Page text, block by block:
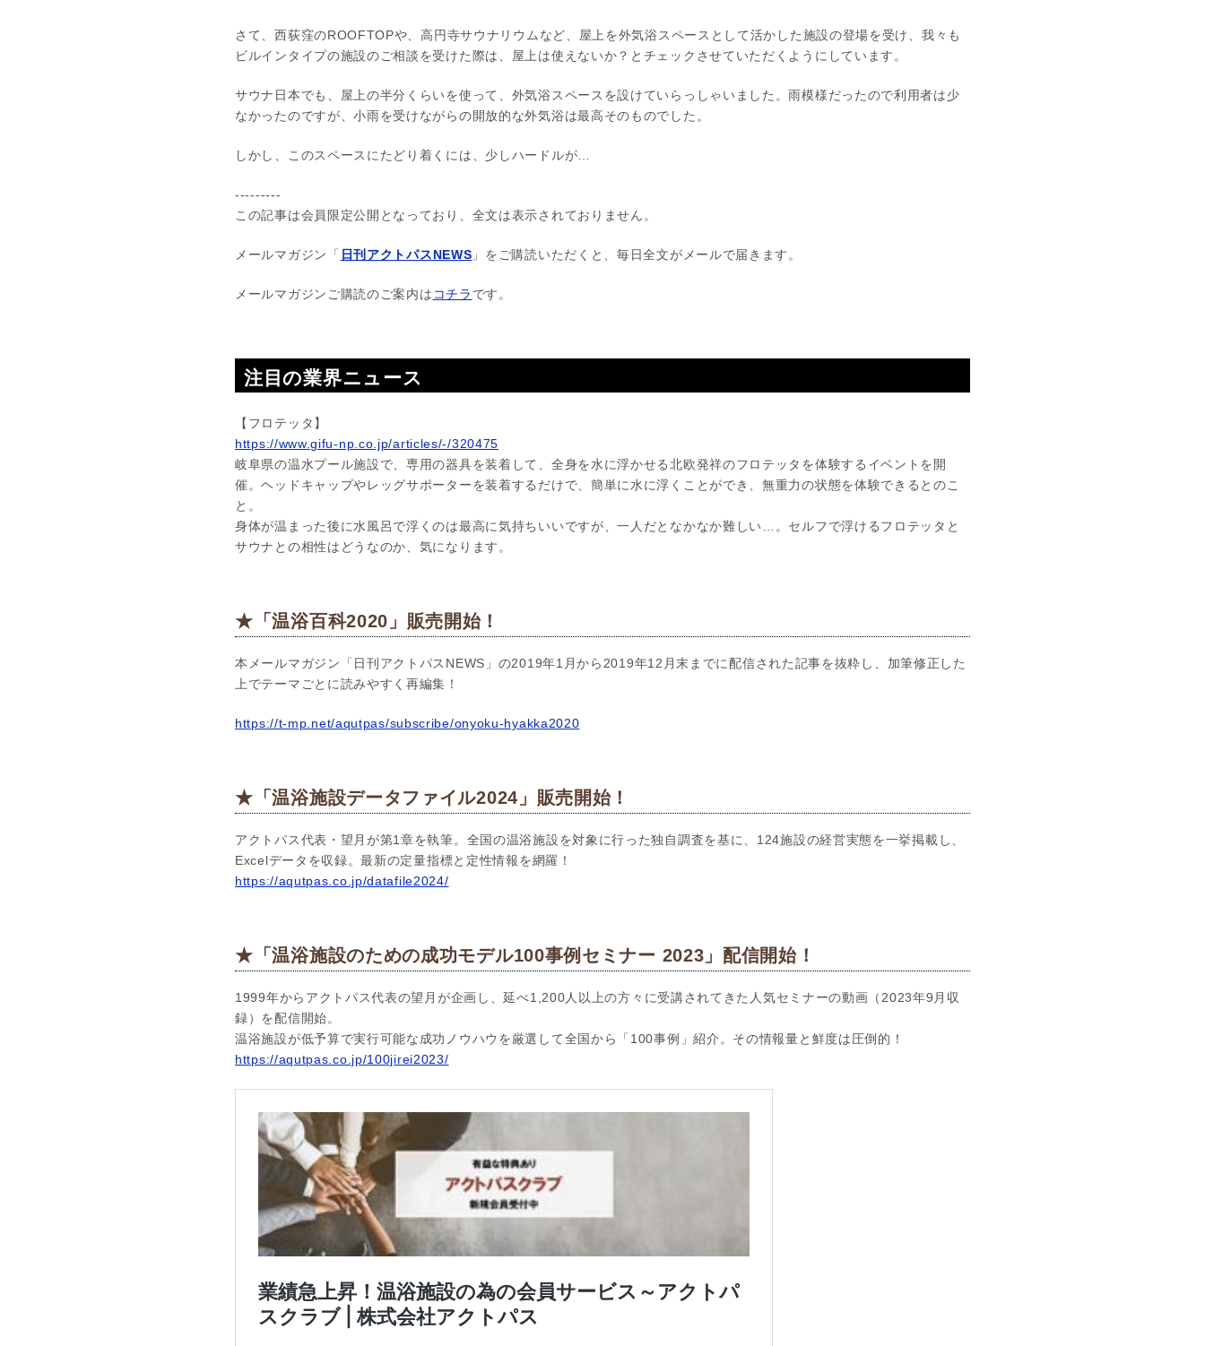
さて、西荻窪のROOFTOPや、高円寺サウナリウムなど、屋上を外気浴スペースとして活かした施設の登場を受け、我々も
ビルインタイプの施設のご相談を受けた際は、屋上は使えないか？とチェックさせていただくようにしています。
サウナ日本でも、屋上の半分くらいを使って、外気浴スペースを設けていらっしゃいました。雨模様だったので利用者は少
なかったのですが、小雨を受けながらの開放的な外気浴は最高そのものでした。
しかし、このスペースにたどり着くには、少しハードルが…
---------
この記事は会員限定公開となっており、全文は表示されておりません。
メールマガジン「 日刊アクトパスNEWS 」をご購読いただくと、毎日全文がメールで届きます。
メールマガジンご購読のご案内は コチラ です。
注目の業界ニュース
【フロテッタ】
https://www.gifu-np.co.jp/articles/-/320475
岐阜県の温水プール施設で、専用の器具を装着して、全身を水に浮かせる北欧発祥のフロテッタを体験するイベントを開
催。ヘッドキャップやレッグサポーターを装着するだけで、簡単に水に浮くことができ、無重力の状態を体験できるとのこ
と。
身体が温まった後に水風呂で浮くのは最高に気持ちいいですが、一人だとなかなか難しい…。セルフで浮けるフロテッタと
サウナとの相性はどうなのか、気になります。
★「温浴百科2020」販売開始！
本メールマガジン「日刊アクトパスNEWS」の2019年1月から2019年12月末までに配信された記事を抜粋し、加筆修正した
上でテーマごとに読みやすく再編集！
https://t-mp.net/aqutpas/subscribe/onyoku-hyakka2020
★「温浴施設データファイル2024」販売開始！
アクトパス代表・望月が第1章を執筆。全国の温浴施設を対象に行った独自調査を基に、124施設の経営実態を一挙掲載し、
Excelデータを収録。最新の定量指標と定性情報を網羅！
https://aqutpas.co.jp/datafile2024/
★「温浴施設のための成功モデル100事例セミナー 2023」配信開始！
1999年からアクトパス代表の望月が企画し、延べ1,200人以上の方々に受講されてきた人気セミナーの動画（2023年9月収
録）を配信開始。
温浴施設が低予算で実行可能な成功ノウハウを厳選して全国から「100事例」紹介。その情報量と鮮度は圧倒的！
https://aqutpas.co.jp/100jirei2023/